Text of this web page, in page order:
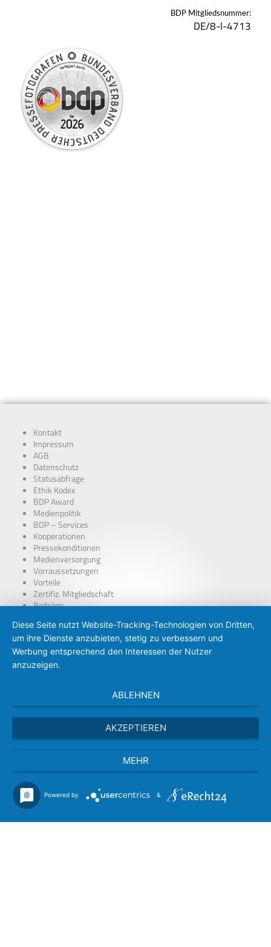
BDP Mitgliedsnummer:
DE/8-l-4713
Kontakt
Impressum
AGB
Datenschutz
Statusabfrage
Ethik Kodex
BDP Award
Medienpolitik
BDP – Services
Kooperationen
Pressekonditionen
Medienversorgung
Vorraussetzungen
Vorteile
Zertifiz. Mitgliedschaft
Beiträge
BDP – Presseausweis
Presse-PKW Schild
Zertifizierung
Diese Seite nutzt Website-Tracking-Technologien von Dritten,
um ihre Dienste anzubieten, stetig zu verbessern und
Werbung entsprechend den Interessen der Nutzer
anzuzeigen.
ABLEHNEN
AKZEPTIEREN
MEHR
Powered by &